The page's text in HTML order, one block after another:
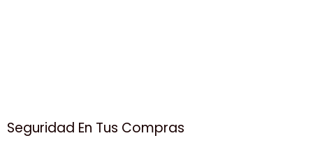
Seguridad En Tus Compras